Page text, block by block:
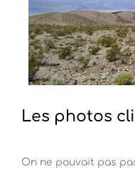
Les photos
On ne pouvait pas